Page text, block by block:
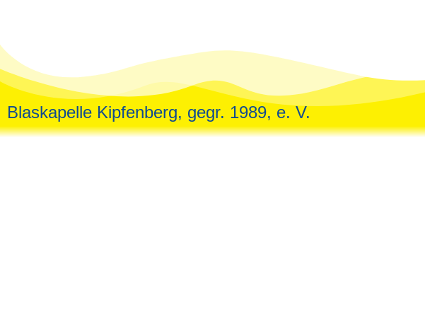
Blaskapelle Kipfenberg, gegr. 1989, e. V.